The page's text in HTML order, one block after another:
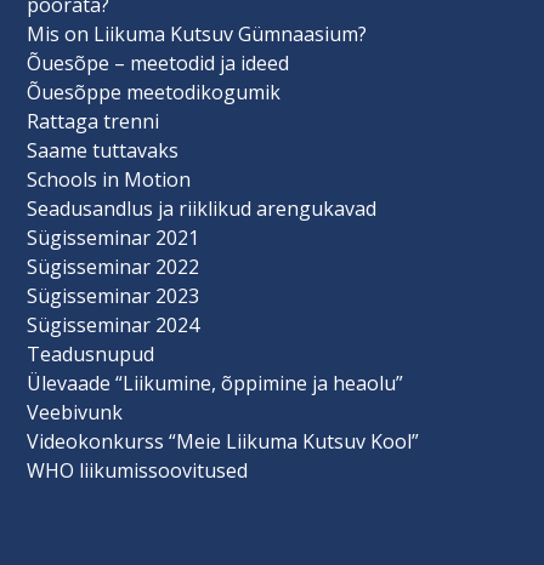
Mis on Liikuma Kutsuv Gümnaasium?
Õuesõpe – meetodid ja ideed
Õuesõppe meetodikogumik
Rattaga trenni
Saame tuttavaks
Schools in Motion
Seadusandlus ja riiklikud arengukavad
Sügisseminar 2021
Sügisseminar 2022
Sügisseminar 2023
Sügisseminar 2024
Teadusnupud
Ülevaade “Liikumine, õppimine ja heaolu”
Veebivunk
Videokonkurss “Meie Liikuma Kutsuv Kool”
WHO liikumissoovitused